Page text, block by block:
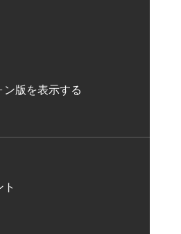
ン版を表示する